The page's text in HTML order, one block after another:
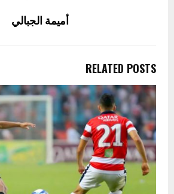
أميمة الجبالي
RELATED POSTS